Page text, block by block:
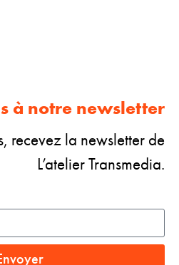
à notre newsletter
recevez la newsletter de
L’atelier Transmedia.